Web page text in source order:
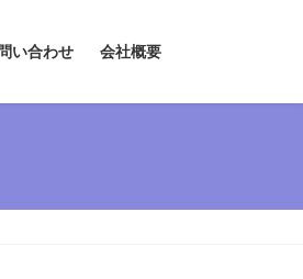
い合わせ 会社概要